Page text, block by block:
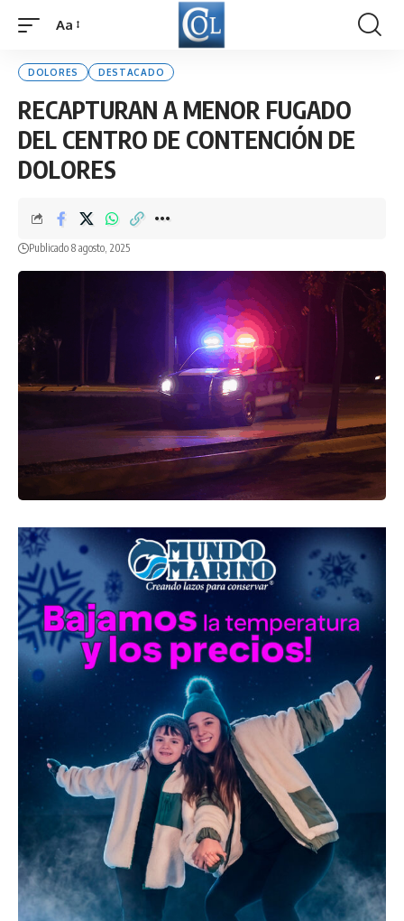
Font
Aa
DOLORES DESTACADO
RECAPTURAN A MENOR FUGADO
DEL CENTRO DE CONTENCIÓN DE
DOLORES
Publicado 8 agosto, 2025